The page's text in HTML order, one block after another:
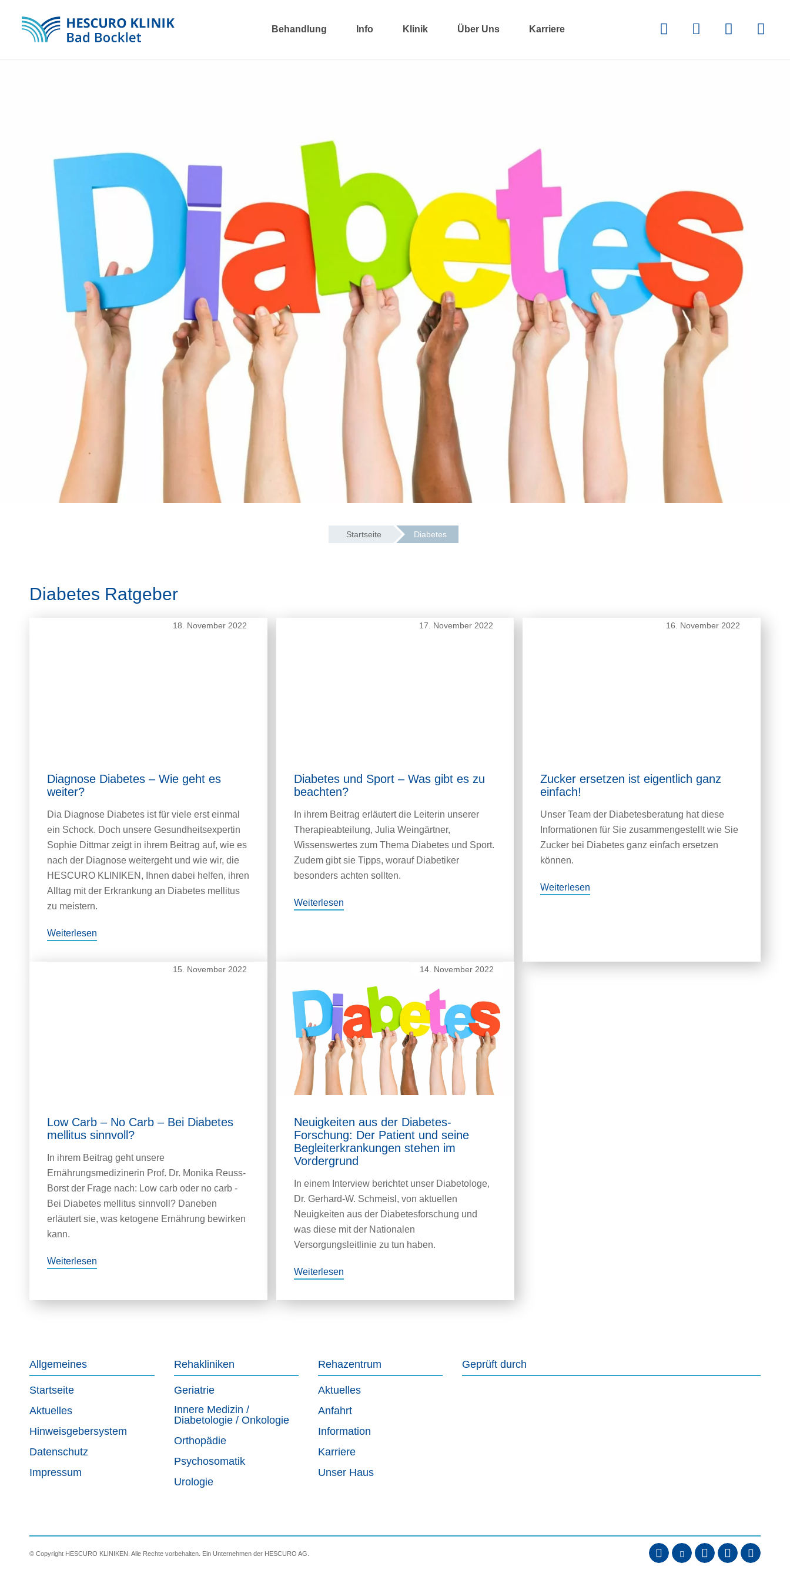
Behandlung Info Klinik Über Uns Karriere
Startseite Diabetes
Diabetes Ratgeber
Diagnose Diabetes – Wie geht es
weiter?
18. November 2022
Dia Diagnose Diabetes ist für viele erst einmal
ein Schock. Doch unsere Gesundheitsexpertin
Sophie Dittmar zeigt in ihrem Beitrag auf, wie es
nach der Diagnose weitergeht und wie wir, die
HESCURO KLINIKEN, Ihnen dabei helfen, ihren
Alltag mit der Erkrankung an Diabetes mellitus
zu meistern.
Weiterlesen
Diabetes und Sport – Was gibt es zu
beachten?
17. November 2022
In ihrem Beitrag erläutert die Leiterin unserer
Therapieabteilung, Julia Weingärtner,
Wissenswertes zum Thema Diabetes und Sport.
Zudem gibt sie Tipps, worauf Diabetiker
besonders achten sollten.
Weiterlesen
Zucker ersetzen ist eigentlich ganz
einfach!
16. November 2022
Unser Team der Diabetesberatung hat diese
Informationen für Sie zusammengestellt wie Sie
Zucker bei Diabetes ganz einfach ersetzen
können.
Weiterlesen
Low Carb – No Carb – Bei Diabetes
mellitus sinnvoll?
15. November 2022
In ihrem Beitrag geht unsere
Ernährungsmedizinerin Prof. Dr. Monika Reuss-
Borst der Frage nach: Low carb oder no carb -
Bei Diabetes mellitus sinnvoll? Daneben
erläutert sie, was ketogene Ernährung bewirken
kann.
Weiterlesen
Neuigkeiten aus der Diabetes-
Forschung: Der Patient und seine
Begleiterkrankungen stehen im
Vordergrund
14. November 2022
In einem Interview berichtet unser Diabetologe,
Dr. Gerhard-W. Schmeisl, von aktuellen
Neuigkeiten aus der Diabetesforschung und
was diese mit der Nationalen
Versorgungsleitlinie zu tun haben.
Weiterlesen
Allgemeines
Startseite
Aktuelles
Hinweisgebersystem
Datenschutz
Impressum
Rehakliniken
Geriatrie
Innere Medizin /
Diabetologie / Onkologie
Orthopädie
Psychosomatik
Urologie
Rehazentrum
Aktuelles
Anfahrt
Information
Karriere
Unser Haus
Geprüft durch
© Copyright HESCURO KLINIKEN. Alle Rechte vorbehalten. Ein Unternehmen der HESCURO AG.